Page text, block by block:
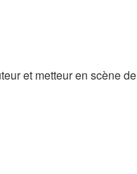
et metteur en scène de